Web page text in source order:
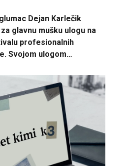
Dejan Karlečik
glavnu mušku ulogu na
profesionalnih
Svojom ulogom…